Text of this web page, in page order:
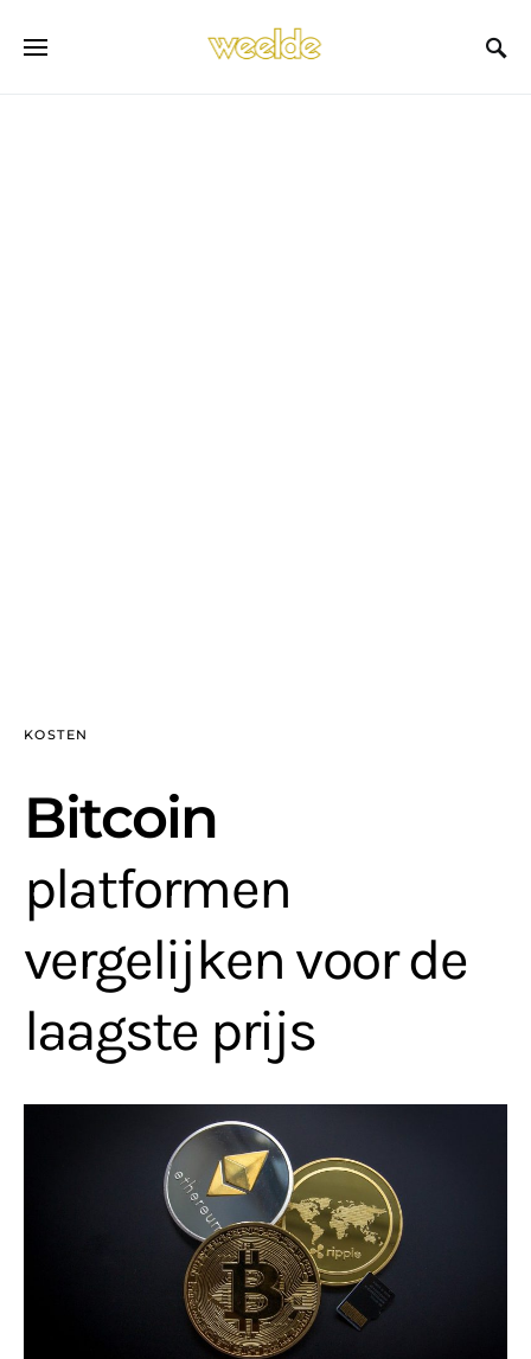
KOSTEN
Bitcoin
platformen
vergelijken voor de
laagste prijs